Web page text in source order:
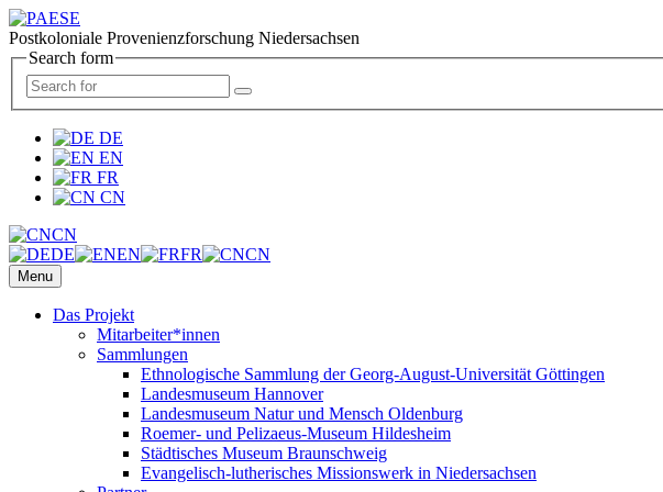
Postkoloniale Provenienzforschung Niedersachsen
Search form
DE
EN
FR
CN
CN
DE
EN FR CN
Menu
Das Projekt
Mitarbeiter*innen
Sammlungen
Ethnologische Sammlung der Georg-August-Universität Göttingen
Landesmuseum Hannover
Landesmuseum Natur und Mensch Oldenburg
Roemer- und Pelizaeus-Museum Hildesheim
Städtisches Museum Braunschweig
Evangelisch-lutherisches Missionswerk in Niedersachsen